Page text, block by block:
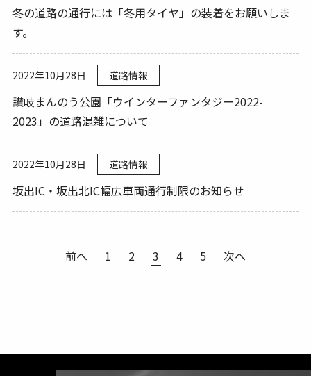
冬の道路の通行には「冬用タイヤ」の装着をお願いしま
す。
2022年10月28日 道路情報
讃岐まんのう公園「ウインターファンタジー2022-
2023」の道路混雑について
2022年10月28日 道路情報
坂出IC・坂出北IC幅広車両通行制限のお知らせ
前へ 1 2 3 4 5 次へ